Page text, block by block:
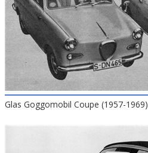
Glas Goggomobil Coupe (1957-1969)